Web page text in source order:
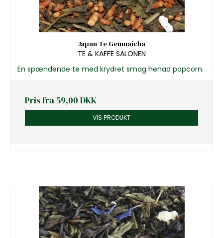
Japan Te Genmaicha
TE & KAFFE SALONEN
En spændende te med krydret smag henad popcorn.
Pris fra 59,00 DKK
VIS PRODUKT